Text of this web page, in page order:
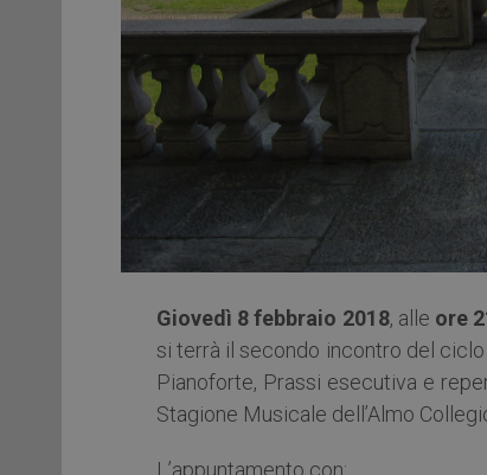
Giovedì 8 febbraio 2018, alle ore
si terrà il secondo incontro del ciclo
Pianoforte, Prassi esecutiva e
Stagione Musicale dell’Almo
L’appuntamento con: